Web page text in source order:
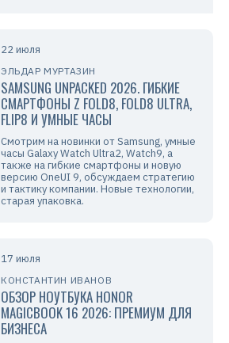
22 июля
ЭЛЬДАР МУРТАЗИН
SAMSUNG UNPACKED 2026. ГИБКИЕ
СМАРТФОНЫ Z FOLD8, FOLD8 ULTRA,
FLIP8 И УМНЫЕ ЧАСЫ
Смотрим на новинки от Samsung, умные
часы Galaxy Watch Ultra2, Watch9, а
также на гибкие смартфоны и новую
версию OneUI 9, обсуждаем стратегию
и тактику компании. Новые технологии,
старая упаковка.
17 июля
КОНСТАНТИН ИВАНОВ
ОБЗОР НОУТБУКА HONOR
MAGICBOOK 16 2026: ПРЕМИУМ ДЛЯ
БИЗНЕСА